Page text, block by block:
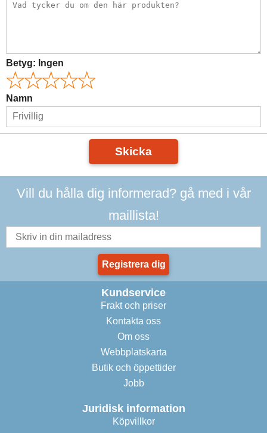
Betyg: Ingen
Namn
Skicka
Vill du hålla dig informerad? gå med i vår
maillista!
Registrera dig
Kundservice
Frakt och priser
Kontakta oss
Om oss
Webbplatskarta
Butik och öppettider
Jobb
Juridisk information
Köpvillkor